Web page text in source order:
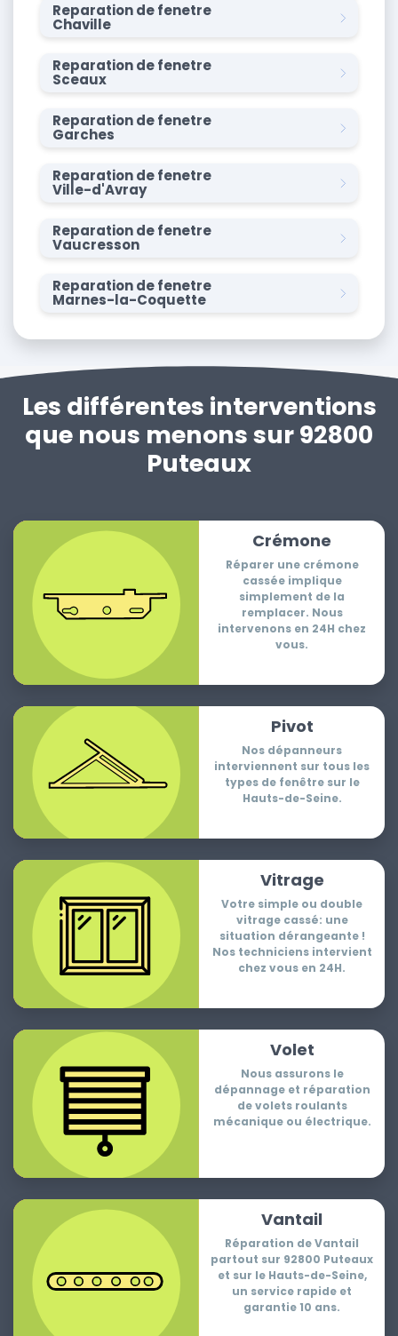
Reparation de fenetre
Chaville
Reparation de fenetre
Sceaux
Reparation de fenetre
Garches
Reparation de fenetre
Ville-d'Avray
Reparation de fenetre
Vaucresson
Reparation de fenetre
Marnes-la-Coquette
Les différentes interventions
que nous menons sur 92800
Puteaux
Crémone
Réparer une crémone
cassée implique
simplement de la
remplacer. Nous
intervenons en 24H chez
vous.
Pivot
Nos dépanneurs
interviennent sur tous les
types de fenêtre sur le
Hauts-de-Seine.
Vitrage
Votre simple ou double
vitrage cassé: une
situation dérangeante !
Nos techniciens intervient
chez vous en 24H.
Volet
Nous assurons le
dépannage et réparation
de volets roulants
mécanique ou électrique.
Vantail
Réparation de Vantail
partout sur 92800 Puteaux
et sur le Hauts-de-Seine,
un service rapide et
garantie 10 ans.